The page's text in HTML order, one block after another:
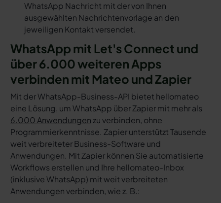
WhatsApp Nachricht mit der von Ihnen
ausgewählten Nachrichtenvorlage an den
jeweiligen Kontakt versendet.
WhatsApp mit Let's Connect und
über 6.000 weiteren Apps
verbinden mit Mateo und Zapier
Mit der WhatsApp-Business-API bietet hellomateo
eine Lösung, um WhatsApp über Zapier mit mehr als
6.000 Anwendungenzu verbinden, ohne
Programmierkenntnisse. Zapier unterstützt Tausende
weit verbreiteter Business-Software und
Anwendungen. Mit Zapier können Sie automatisierte
Workflows erstellen und Ihre hellomateo-Inbox
(inklusive WhatsApp) mit weit verbreiteten
Anwendungen verbinden, wie z. B.: